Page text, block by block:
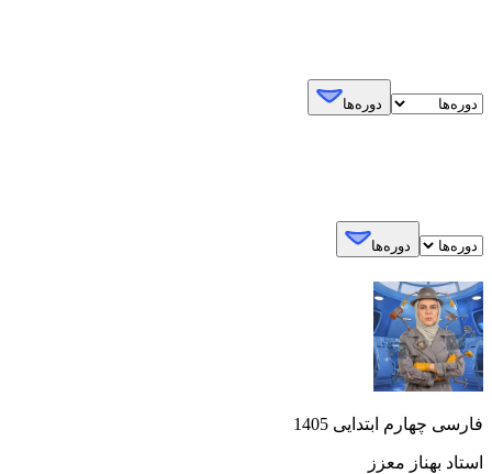
دوره‌ها
دوره‌ها
فارسی چهارم ابتدایی 1405
استاد بهناز معزز